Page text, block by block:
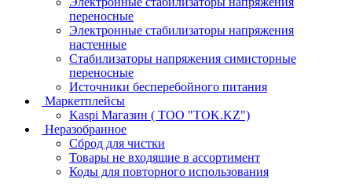
переносные
Электронные стабилизаторы напряжения
настенные
Стабилизаторы напряжения симисторные
переносные
Источники бесперебойного питания
Маркетплейсы
Kaspi Магазин ( ТОО "TOK.KZ")
Неразобранное
Сброд для чистки
Товары не входящие в ассортимент
Коды для повторного использования